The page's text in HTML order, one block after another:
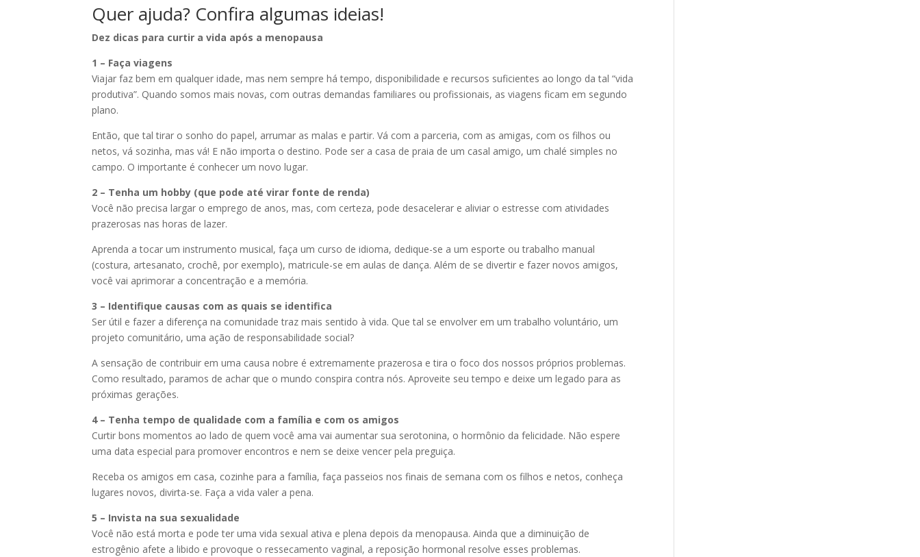
Quer ajuda? Confira algumas ideias!
Dez dicas para curtir a vida após a menopausa
1 – Faça viagens
Viajar faz bem em qualquer idade, mas nem sempre há tempo, disponibilidade e recursos suficientes ao longo da tal “vida
produtiva”. Quando somos mais novas, com outras demandas familiares ou profissionais, as viagens ficam em segundo
plano.
Então, que tal tirar o sonho do papel, arrumar as malas e partir. Vá com a parceria, com as amigas, com os filhos ou
netos, vá sozinha, mas vá! E não importa o destino. Pode ser a casa de praia de um casal amigo, um chalé simples no
campo. O importante é conhecer um novo lugar.
2 – Tenha um hobby (que pode até virar fonte de renda)
Você não precisa largar o emprego de anos, mas, com certeza, pode desacelerar e aliviar o estresse com atividades
prazerosas nas horas de lazer.
Aprenda a tocar um instrumento musical, faça um curso de idioma, dedique-se a um esporte ou trabalho manual
(costura, artesanato, crochê, por exemplo), matricule-se em aulas de dança. Além de se divertir e fazer novos amigos,
você vai aprimorar a concentração e a memória.
3 – Identifique causas com as quais se identifica
Ser útil e fazer a diferença na comunidade traz mais sentido à vida. Que tal se envolver em um trabalho voluntário, um
projeto comunitário, uma ação de responsabilidade social?
A sensação de contribuir em uma causa nobre é extremamente prazerosa e tira o foco dos nossos próprios problemas.
Como resultado, paramos de achar que o mundo conspira contra nós. Aproveite seu tempo e deixe um legado para as
próximas gerações.
4 – Tenha tempo de qualidade com a família e com os amigos
Curtir bons momentos ao lado de quem você ama vai aumentar sua serotonina, o hormônio da felicidade. Não espere
uma data especial para promover encontros e nem se deixe vencer pela preguiça.
Receba os amigos em casa, cozinhe para a família, faça passeios nos finais de semana com os filhos e netos, conheça
lugares novos, divirta-se. Faça a vida valer a pena.
5 – Invista na sua sexualidade
Você não está morta e pode ter uma vida sexual ativa e plena depois da menopausa. Ainda que a diminuição de
estrogênio afete a libido e provoque o ressecamento vaginal, a reposição hormonal resolve esses problemas.